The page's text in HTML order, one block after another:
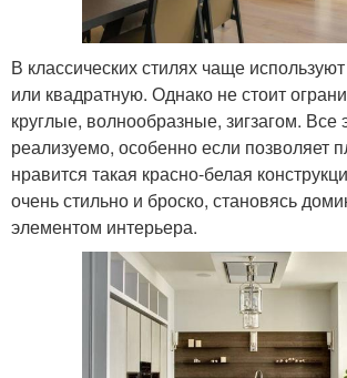
В классических стилях чаще
или квадратную. Однако не стоит
круглые, волнообразные, зигзагом. Все
реализуемо, особенно если позволяет
нравится такая красно-белая
очень стильно и броско, становясь
элементом интерьера.